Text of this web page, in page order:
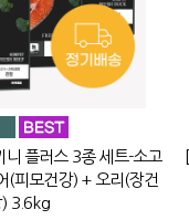
니 플러스 3종 세트-소고
(피모건강) + 오리(장건
) 3.6kg